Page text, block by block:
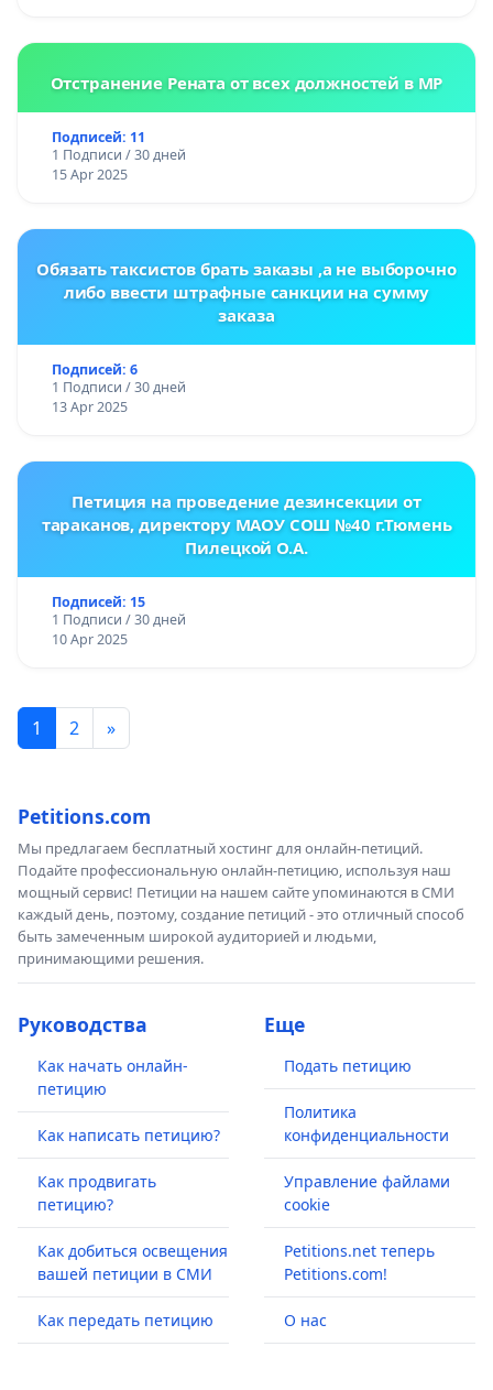
Отстранение Рената от всех должностей в МР
Подписей: 11
1 Подписи / 30 дней
15 Apr 2025
Обязать таксистов брать заказы ,а не выборочно
либо ввести штрафные санкции на сумму
заказа
Подписей: 6
1 Подписи / 30 дней
13 Apr 2025
Петиция на проведение дезинсекции от
тараканов, директору МАОУ СОШ №40 г.Тюмень
Пилецкой О.А.
Подписей: 15
1 Подписи / 30 дней
10 Apr 2025
1 2 »
Petitions.com
Мы предлагаем бесплатный хостинг для онлайн-петиций.
Подайте профессиональную онлайн-петицию, используя наш
мощный сервис! Петиции на нашем сайте упоминаются в СМИ
каждый день, поэтому, создание петиций - это отличный способ
быть замеченным широкой аудиторией и людьми,
принимающими решения.
Руководства
Как начать онлайн-
петицию
Как написать петицию?
Как продвигать
петицию?
Как добиться освещения
вашей петиции в СМИ
Как передать петицию
Еще
Подать петицию
Политика
конфиденциальности
Управление файлами
cookie
Petitions.net теперь
Petitions.com!
О нас